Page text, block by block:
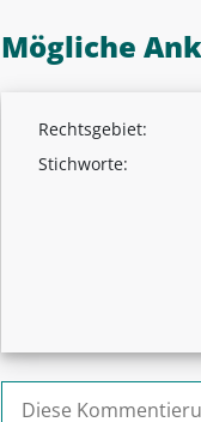
Mögliche
Rechtsgebiet:
Stichworte:
Suchen nach: